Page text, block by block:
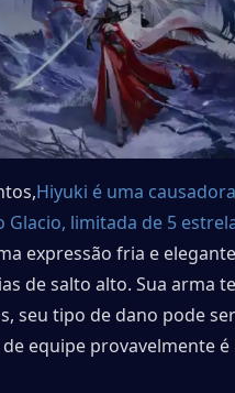
Hiyuki é uma
Glacio, limitada de 5
expressão fria e
de salto alto. Sua arma
seu tipo de dano pode
equipe provavelmente é